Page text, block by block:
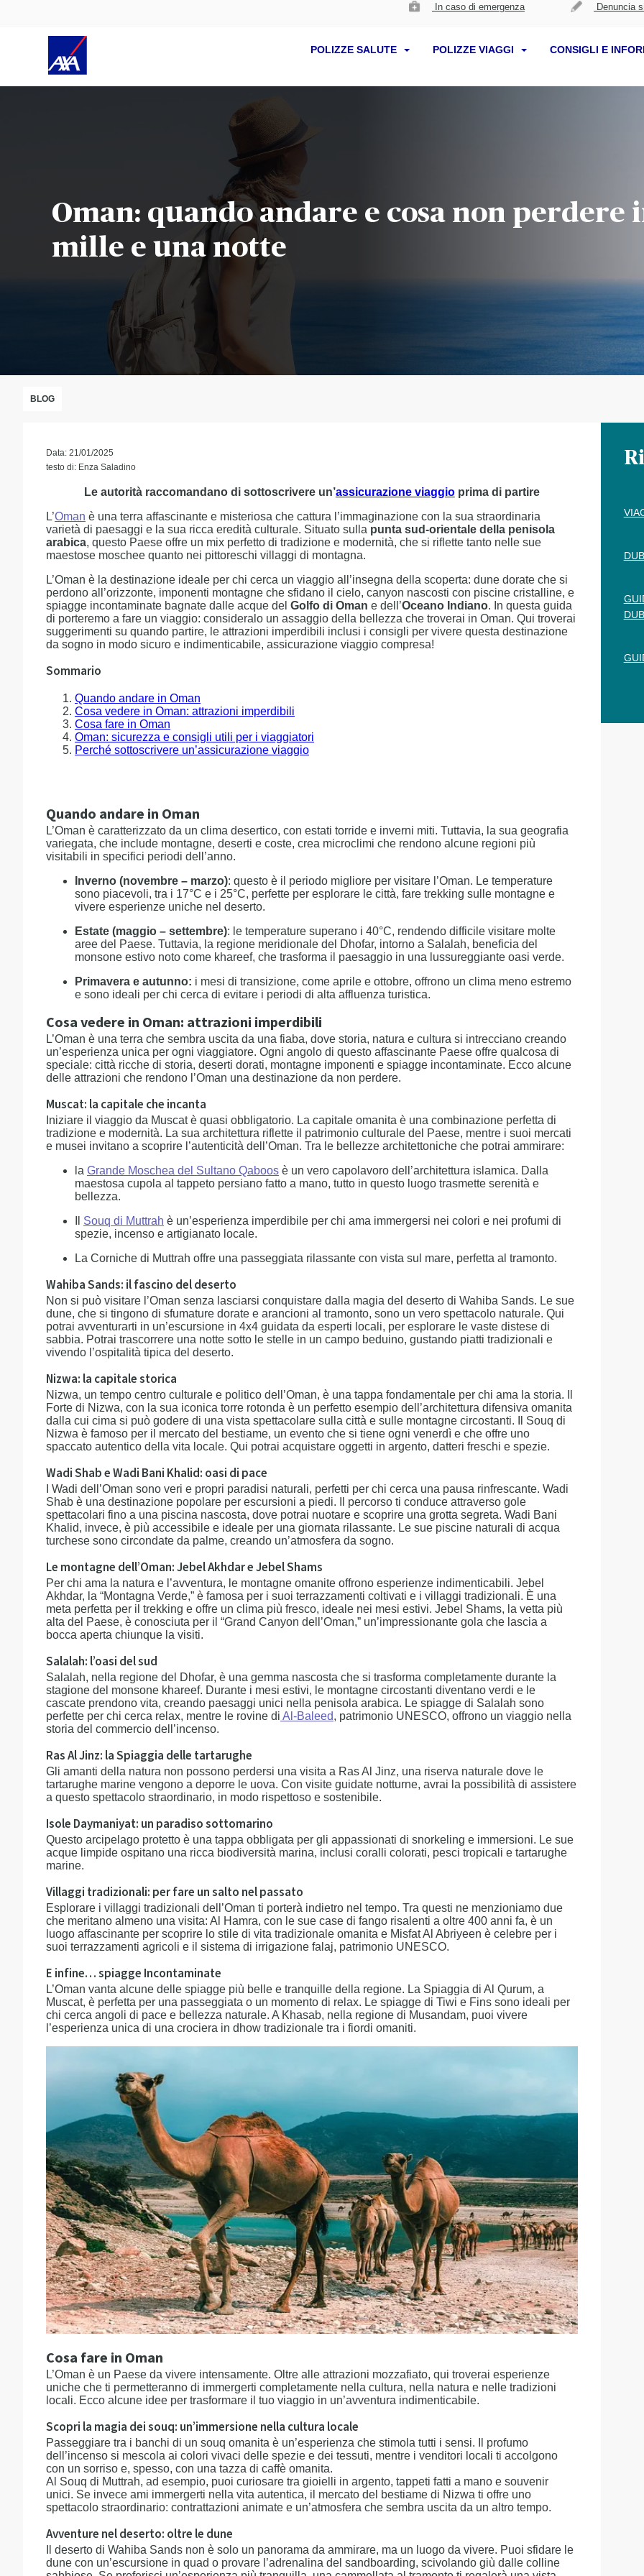
In caso di emergenza Denuncia
POLIZZE SALUTE POLIZZE VIAGGI CONSIGLI E
Oman: quando andare e cosa non perdere
mille e una notte
BLOG
Data: 21/01/2025
testo di: Enza Saladino
Le autorità raccomandano di sottoscrivere un’assicurazione viaggioprima di partire
L’Oman è una terra affascinante e misteriosa che cattura l’immaginazione con la sua straordinaria
varietà di paesaggi e la sua ricca eredità culturale. Situato sulla punta sud-orientale della penisola
arabica, questo Paese offre un mix perfetto di tradizione e modernità, che si riflette tanto nelle sue
maestose moschee quanto nei pittoreschi villaggi di montagna.
L’Oman è la destinazione ideale per chi cerca un viaggio all’insegna della scoperta: dune dorate che si
perdono all’orizzonte, imponenti montagne che sfidano il cielo, canyon nascosti con piscine cristalline, e
spiagge incontaminate bagnate dalle acque del Golfo di Oman e dell’Oceano Indiano. In questa guida
di porteremo a fare un viaggio: consideralo un assaggio della bellezza che troverai in Oman. Qui troverai
suggerimenti su quando partire, le attrazioni imperdibili inclusi i consigli per vivere questa destinazione
da sogno in modo sicuro e indimenticabile, assicurazione viaggio compresa!
Sommario
Quando andare in Oman
Cosa vedere in Oman: attrazioni imperdibili
Cosa fare in Oman
Oman: sicurezza e consigli utili per i viaggiatori
Perché sottoscrivere un’assicurazione viaggio
Quando andare in Oman
L’Oman è caratterizzato da un clima desertico, con estati torride e inverni miti. Tuttavia, la sua geografia
variegata, che include montagne, deserti e coste, crea microclimi che rendono alcune regioni più
visitabili in specifici periodi dell’anno.
Inverno (novembre – marzo): questo è il periodo migliore per visitare l’Oman. Le temperature
sono piacevoli, tra i 17°C e i 25°C, perfette per esplorare le città, fare trekking sulle montagne e
vivere esperienze uniche nel deserto.
Estate (maggio – settembre): le temperature superano i 40°C, rendendo difficile visitare molte
aree del Paese. Tuttavia, la regione meridionale del Dhofar, intorno a Salalah, beneficia del
monsone estivo noto come khareef, che trasforma il paesaggio in una lussureggiante oasi verde.
Primavera e autunno: i mesi di transizione, come aprile e ottobre, offrono un clima meno estremo
e sono ideali per chi cerca di evitare i periodi di alta affluenza turistica.
Cosa vedere in Oman: attrazioni imperdibili
L’Oman è una terra che sembra uscita da una fiaba, dove storia, natura e cultura si intrecciano creando
un’esperienza unica per ogni viaggiatore. Ogni angolo di questo affascinante Paese offre qualcosa di
speciale: città ricche di storia, deserti dorati, montagne imponenti e spiagge incontaminate. Ecco alcune
delle attrazioni che rendono l’Oman una destinazione da non perdere.
Muscat: la capitale che incanta
Iniziare il viaggio da Muscat è quasi obbligatorio. La capitale omanita è una combinazione perfetta di
tradizione e modernità. La sua architettura riflette il patrimonio culturale del Paese, mentre i suoi mercati
e musei invitano a scoprire l’autenticità dell’Oman. Tra le bellezze architettoniche che potrai ammirare:
la Grande Moschea del Sultano Qaboos è un vero capolavoro dell’architettura islamica. Dalla
maestosa cupola al tappeto persiano fatto a mano, tutto in questo luogo trasmette serenità e
bellezza.
Souq di Muttrah è un’esperienza imperdibile per chi ama immergersi nei colori e nei profumi di
spezie, incenso e artigianato locale.
La Corniche di Muttrah offre una passeggiata rilassante con vista sul mare, perfetta al tramonto.
Wahiba Sands: il fascino del deserto
Non si può visitare l’Oman senza lasciarsi conquistare dalla magia del deserto di Wahiba Sands. Le sue
dune, che si tingono di sfumature dorate e arancioni al tramonto, sono un vero spettacolo naturale. Qui
potrai avventurarti in un’escursione in 4x4 guidata da esperti locali, per esplorare le vaste distese di
sabbia. Potrai trascorrere una notte sotto le stelle in un campo beduino, gustando piatti tradizionali e
vivendo l’ospitalità tipica del deserto.
Nizwa: la capitale storica
Nizwa, un tempo centro culturale e politico dell’Oman, è una tappa fondamentale per chi ama la storia. Il
Forte di Nizwa, con la sua iconica torre rotonda è un perfetto esempio dell’architettura difensiva omanita
dalla cui cima si può godere di una vista spettacolare sulla città e sulle montagne circostanti. Il Souq di
Nizwa è famoso per il mercato del bestiame, un evento che si tiene ogni venerdì e che offre uno
spaccato autentico della vita locale. Qui potrai acquistare oggetti in argento, datteri freschi e spezie.
Wadi Shab e Wadi Bani Khalid: oasi di pace
I Wadi dell’Oman sono veri e propri paradisi naturali, perfetti per chi cerca una pausa rinfrescante. Wadi
Shab è una destinazione popolare per escursioni a piedi. Il percorso ti conduce attraverso gole
spettacolari fino a una piscina nascosta, dove potrai nuotare e scoprire una grotta segreta. Wadi Bani
Khalid, invece, è più accessibile e ideale per una giornata rilassante. Le sue piscine naturali di acqua
turchese sono circondate da palme, creando un’atmosfera da sogno.
Le montagne dell’Oman: Jebel Akhdar e Jebel Shams
Per chi ama la natura e l’avventura, le montagne omanite offrono esperienze indimenticabili. Jebel
Akhdar, la “Montagna Verde,” è famosa per i suoi terrazzamenti coltivati e i villaggi tradizionali. È una
meta perfetta per il trekking e offre un clima più fresco, ideale nei mesi estivi. Jebel Shams, la vetta più
alta del Paese, è conosciuta per il “Grand Canyon dell’Oman,” un’impressionante gola che lascia a
bocca aperta chiunque la visiti.
Salalah: l’oasi del sud
Salalah, nella regione del Dhofar, è una gemma nascosta che si trasforma completamente durante la
stagione del monsone khareef. Durante i mesi estivi, le montagne circostanti diventano verdi e le
cascate prendono vita, creando paesaggi unici nella penisola arabica. Le spiagge di Salalah sono
perfette per chi cerca relax, mentre le rovine di Al-Baleed, patrimonio UNESCO, offrono un viaggio nella
storia del commercio dell’incenso.
Ras Al Jinz: la Spiaggia delle tartarughe
Gli amanti della natura non possono perdersi una visita a Ras Al Jinz, una riserva naturale dove le
tartarughe marine vengono a deporre le uova. Con visite guidate notturne, avrai la possibilità di assistere
a questo spettacolo straordinario, in modo rispettoso e sostenibile.
Isole Daymaniyat: un paradiso sottomarino
Questo arcipelago protetto è una tappa obbligata per gli appassionati di snorkeling e immersioni. Le sue
acque limpide ospitano una ricca biodiversità marina, inclusi coralli colorati, pesci tropicali e tartarughe
marine.
Villaggi tradizionali: per fare un salto nel passato
Esplorare i villaggi tradizionali dell’Oman ti porterà indietro nel tempo. Tra questi ne menzioniamo due
che meritano almeno una visita: Al Hamra, con le sue case di fango risalenti a oltre 400 anni fa, è un
luogo affascinante per scoprire lo stile di vita tradizionale omanita e Misfat Al Abriyeen è celebre per i
suoi terrazzamenti agricoli e il sistema di irrigazione falaj, patrimonio UNESCO.
E infine… spiagge Incontaminate
L’Oman vanta alcune delle spiagge più belle e tranquille della regione. La Spiaggia di Al Qurum, a
Muscat, è perfetta per una passeggiata o un momento di relax. Le spiagge di Tiwi e Fins sono ideali per
chi cerca angoli di pace e bellezza naturale. A Khasab, nella regione di Musandam, puoi vivere
l’esperienza unica di una crociera in dhow tradizionale tra i fiordi omaniti.
Cosa fare in Oman
L’Oman è un Paese da vivere intensamente. Oltre alle attrazioni mozzafiato, qui troverai esperienze
uniche che ti permetteranno di immergerti completamente nella cultura, nella natura e nelle tradizioni
locali. Ecco alcune idee per trasformare il tuo viaggio in un’avventura indimenticabile.
Scopri la magia dei souq: un’immersione nella cultura locale
Passeggiare tra i banchi di un souq omanita è un’esperienza che stimola tutti i sensi. Il profumo
dell’incenso si mescola ai colori vivaci delle spezie e dei tessuti, mentre i venditori locali ti accolgono
con un sorriso e, spesso, con una tazza di caffè omanita.
Al Souq di Muttrah, ad esempio, puoi curiosare tra gioielli in argento, tappeti fatti a mano e souvenir
unici. Se invece ami immergerti nella vita autentica, il mercato del bestiame di Nizwa ti offre uno
spettacolo straordinario: contrattazioni animate e un’atmosfera che sembra uscita da un altro tempo.
Avventure nel deserto: oltre le dune
Il deserto di Wahiba Sands non è solo un panorama da ammirare, ma un luogo da vivere. Puoi sfidare le
dune con un’escursione in quad o provare l’adrenalina del sandboarding, scivolando giù dalle colline